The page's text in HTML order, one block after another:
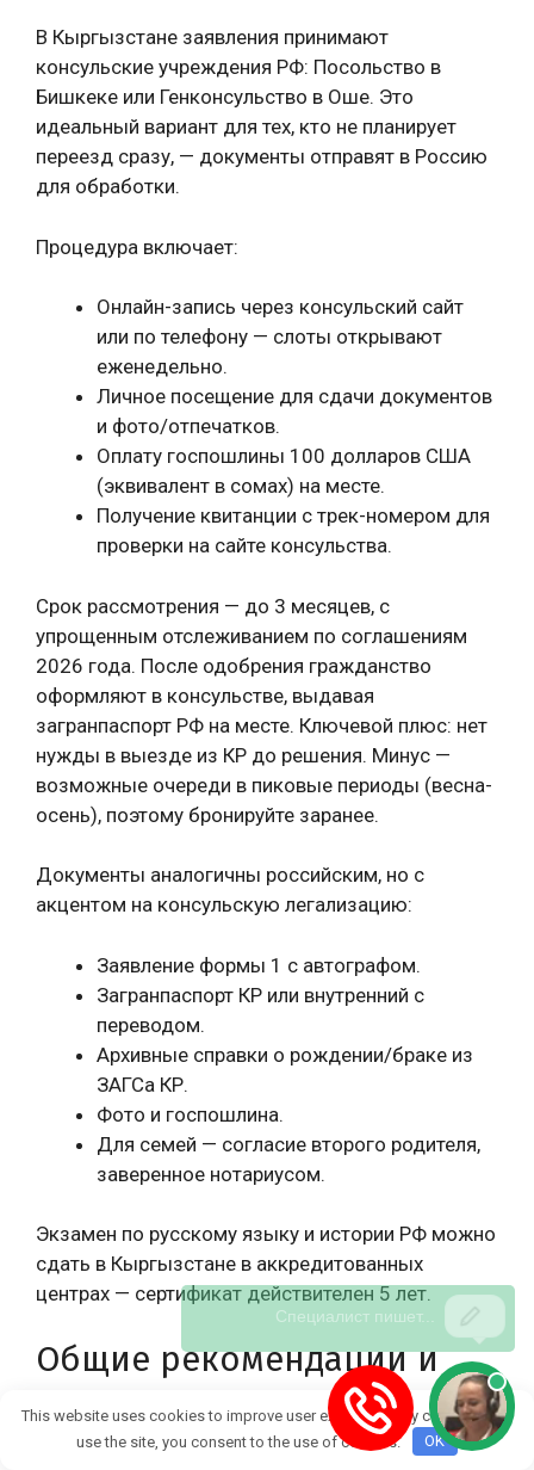
В Кыргызстане заявления принимают
консульские учреждения РФ: Посольство в
Бишкеке или Генконсульство в Оше. Это
идеальный вариант для тех, кто не планирует
переезд сразу, — документы отправят в Россию
для обработки.
Процедура включает:
Онлайн-запись через консульский сайт
или по телефону — слоты открывают
еженедельно.
Личное посещение для сдачи документов
и фото/отпечатков.
Оплату госпошлины 100 долларов США
(эквивалент в сомах) на месте.
Получение квитанции с трек-номером для
проверки на сайте консульства.
Срок рассмотрения — до 3 месяцев, с
упрощенным отслеживанием по соглашениям
2026 года. После одобрения гражданство
оформляют в консульстве, выдавая
загранпаспорт РФ на месте. Ключевой плюс: нет
нужды в выезде из КР до решения. Минус —
возможные очереди в пиковые периоды (весна-
осень), поэтому бронируйте заранее.
Документы аналогичны российским, но с
акцентом на консульскую легализацию:
Заявление формы 1 с автографом.
Загранпаспорт КР или внутренний с
переводом.
Архивные справки о рождении/браке из
ЗАГСа КР.
Фото и госпошлина.
Для семей — согласие второго родителя,
заверенное нотариусом.
Экзамен по русскому языку и истории РФ можно
сдать в Кыргызстане в аккредитованных
центрах — сертификат действителен 5 лет.
Общие рекомендации и
сроки
Независимо от места, отказы редки для
This website uses cookies to improve user experience. By continuing to
use the site, you consent to the use of cookies.
OK